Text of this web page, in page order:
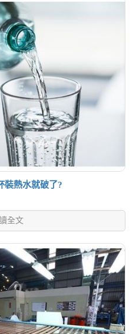
裝熱水就破了?
全文